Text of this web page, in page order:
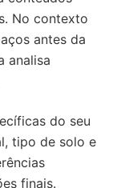
No contexto
antes da
analisa
do seu
tipo de solo e
finais.